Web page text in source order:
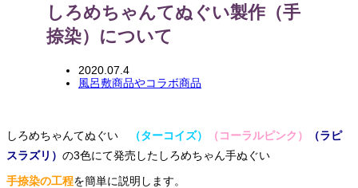
しろめちゃんてぬぐい製作（手
捺染）について
2020.07.4
風呂敷商品やコラボ商品
しろめちゃんてぬぐい （ターコイズ） （コーラルピンク）
（ラピ
スラズリ） の3色にて発売したしろめちゃん手ぬぐい
手捺染の工程を簡単に説明します。